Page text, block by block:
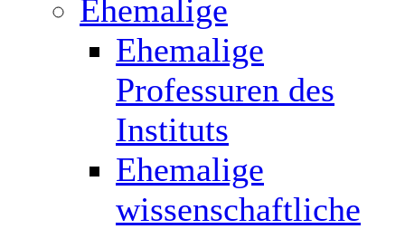
Ehemalige
Ehemalige
Professuren des
Instituts
Ehemalige
wissenschaftliche